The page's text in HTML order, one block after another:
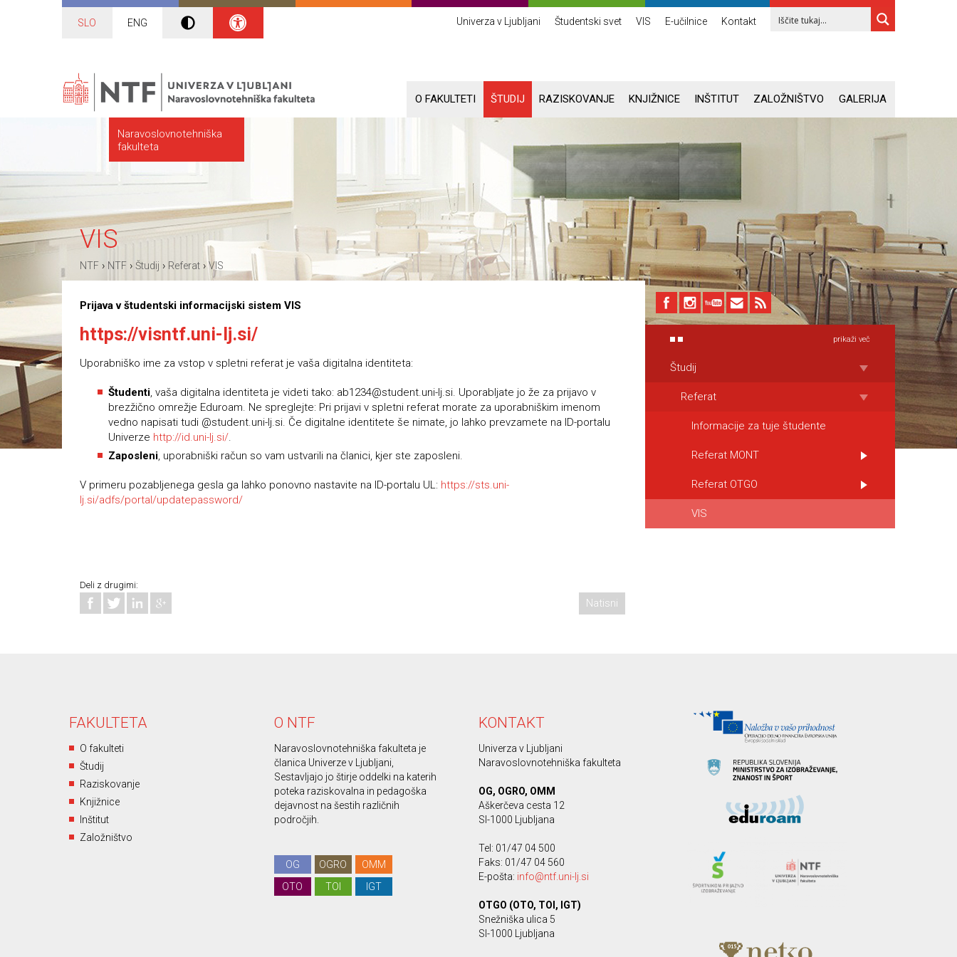
SLO ENG Univerza v Ljubljani Študentski svet VIS E-učilnice Kontakt
Naravoslovnotehniška
fakulteta
O FAKULTETI ŠTUDIJ RAZISKOVANJE KNJIŽNICE INŠTITUT ZALOŽNIŠTVO GALERIJA
VIS
NTF › NTF › Študij › Referat ›VIS
Prijava v študentski informacijski sistem VIS
https://visntf.uni-lj.si/
Uporabniško ime za vstop v spletni referat je vaša digitalna identiteta:
Študenti, vaša digitalna identiteta je videti tako: ab1234@student.uni-lj.si. Uporabljate jo že za prijavo v
brezžično omrežje Eduroam. Ne spreglejte: Pri prijavi v spletni referat morate za uporabniškim imenom
vedno napisati tudi @student.uni-lj.si. Če digitalne identitete še nimate, jo lahko prevzamete na ID-portalu
Univerze http://id.uni-lj.si/.
Zaposleni, uporabniški račun so vam ustvarili na članici, kjer ste zaposleni.
V primeru pozabljenega gesla ga lahko ponovno nastavite na ID-portalu UL: https://sts.uni-
lj.si/adfs/portal/updatepassword/
Deli z drugimi:
Natisni
prikaži več
Študij
Referat
Informacije za tuje študente
Referat MONT
Referat OTGO
VIS
FAKULTETA
O fakulteti
Študij
Raziskovanje
Knjižnice
Inštitut
Založništvo
O NTF
Naravoslovnotehniška fakulteta je
članica Univerze v Ljubljani,
Sestavljajo jo štirje oddelki na katerih
poteka raziskovalna in pedagoška
dejavnost na šestih različnih
področjih.
OG OGRO
OMM
OTO
TOI IGT
KONTAKT
Univerza v Ljubljani
Naravoslovnotehniška fakulteta
OG, OGRO, OMM
Aškerčeva cesta 12
SI-1000 Ljubljana
Tel: 01/47 04 500
Faks: 01/47 04 560
E-pošta: info@ntf.uni-lj.si
OTGO (OTO, TOI, IGT)
Snežniška ulica 5
SI-1000 Ljubljana